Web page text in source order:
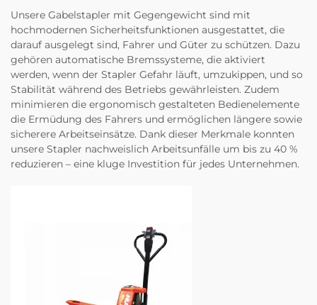
Unsere Gabelstapler mit Gegengewicht sind mit
hochmodernen Sicherheitsfunktionen ausgestattet, die
darauf ausgelegt sind, Fahrer und Güter zu schützen. Dazu
gehören automatische Bremssysteme, die aktiviert
werden, wenn der Stapler Gefahr läuft, umzukippen, und so
Stabilität während des Betriebs gewährleisten. Zudem
minimieren die ergonomisch gestalteten Bedienelemente
die Ermüdung des Fahrers und ermöglichen längere sowie
sicherere Arbeitseinsätze. Dank dieser Merkmale konnten
unsere Stapler nachweislich Arbeitsunfälle um bis zu 40 %
reduzieren – eine kluge Investition für jedes Unternehmen.